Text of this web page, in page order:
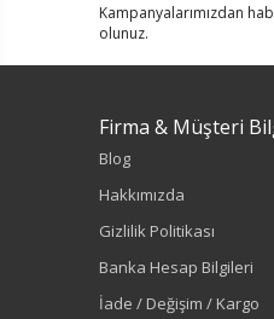
Kampanyalarımızdan
olunuz.
Firma & Müşteri
Blog
Hakkımızda
Gizlilik Politikası
Banka Hesap Bilgileri
İade / Değişim / Kargo